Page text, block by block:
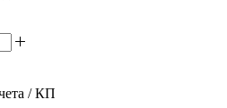
/ КП